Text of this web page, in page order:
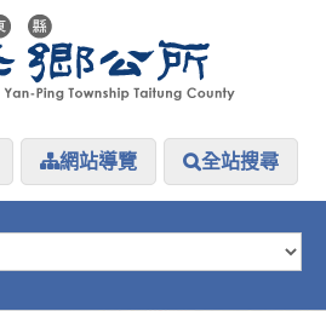
網站導覽 全站搜尋
延平介紹